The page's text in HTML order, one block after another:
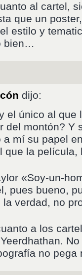
al cartel,
que un
estilo y
bien…
dijo:
el único al que
del montón? Y
a mí su papel
que la película,
«Soy-un-
pues bueno,
la verdad, no
a los
no pega